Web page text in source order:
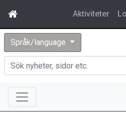
Aktiviteter
Språk/language